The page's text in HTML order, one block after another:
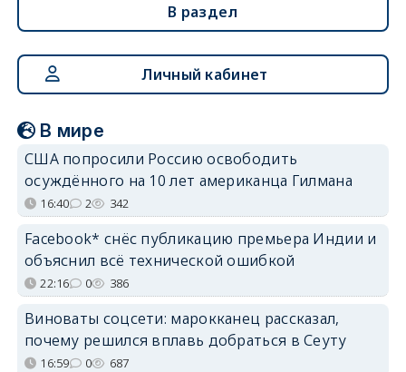
В раздел
Личный кабинет
В мире
США попросили Россию освободить
осуждённого на 10 лет американца Гилмана
16:40 2 342
Facebook* снёс публикацию премьера Индии и
объяснил всё технической ошибкой
22:16 0 386
Виноваты соцсети: марокканец рассказал,
почему решился вплавь добраться в Сеуту
16:59 0 687